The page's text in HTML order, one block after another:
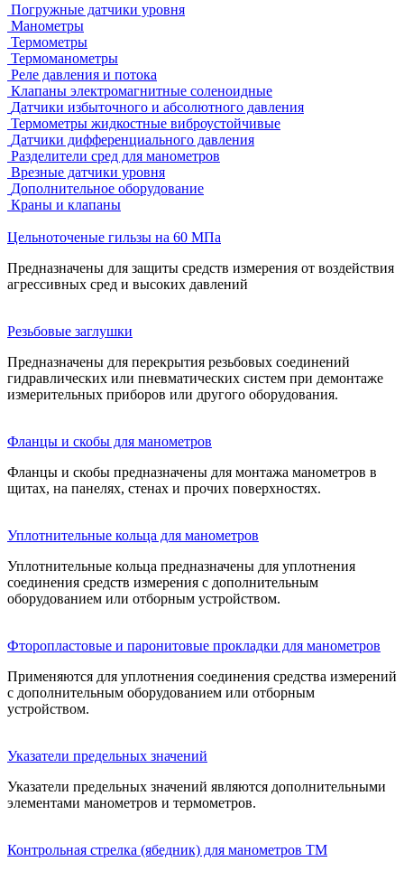
Погружные датчики уровня
Манометры
Термометры
Термомано­мет­ры
Реле давления и потока
Клапаны электро­маг­нит­ные соле­но­ид­ные
Датчики избыточного и абсолютного давления
Термометры жидкостные виброустойчивые
Датчики дифференциаль­ного давления
Разделители сред для манометров
Врезные датчики уровня
Дополнитель­ное оборудо­ва­ние
Краны и клапаны
Цельноточеные гильзы на 60 МПа
Предназначены для защиты средств измерения от воздействия
агрессивных сред и высоких давлений
Резьбовые заглушки
Предназначены для перекрытия резьбовых соединений
гидравлических или пневматических систем при демонтаже
измерительных приборов или другого оборудования.
Фланцы и скобы для манометров
Фланцы и скобы предназначены для монтажа манометров в
щитах, на панелях, стенах и прочих поверхностях.
Уплотнительные коль­ца для ма­но­мет­ров
Уплотнительные кольца предназначены для уплотнения
соединения средств измерения с дополнительным
оборудованием или отборным устройством.
Фторопласто­вые и паро­ни­то­вые про­кладки для ма­но­мет­ров
Применяются для уплотнения соединения средства измерений
с дополнительным оборудованием или отборным
устройством.
Указатели пре­дель­ных зна­че­ний
Указатели предельных значений являются дополнительными
элементами манометров и термометров.
Контрольная стрелка (ябедник) для манометров ТМ